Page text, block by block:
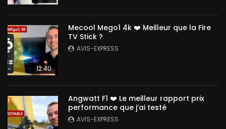
12:40
Mecool Mego1 4k ❤️ Meilleur que la Fire
TV Stick ?
AVIS-EXPRESS
Angwatt F1 ❤️ Le meilleur rapport prix
performance que j’ai testé
AVIS-EXPRESS